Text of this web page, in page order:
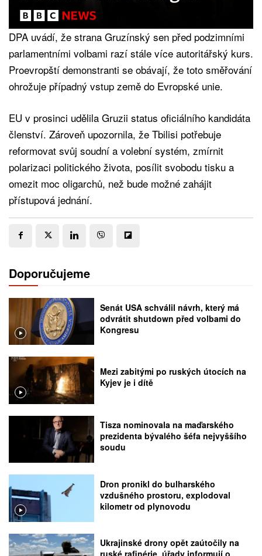
DPA uvádí, že strana Gruzínský sen před podzimními
parlamentními volbami razí stále více autoritářský kurs.
Proevropští demonstranti se obávají, že toto směřování
ohrožuje případný vstup země do Evropské unie.
EU v prosinci udělila Gruzii status oficiálního kandidáta
členství. Zároveň upozornila, že Tbilisi potřebuje
reformovat svůj soudní a volební systém, zmírnit
polarizaci politického života, posílit svobodu tisku a
omezit moc oligarchů, než bude možné zahájit
přístupová jednání.
Doporučujeme
Senát USA schválil návrh, který má
odvrátit shutdown před volbami do
Kongresu
Mezi zabitými po ruských útocích na
Kyjev je i dítě
Tisza nominovala na maďarského
prezidenta bývalého šéfa nejvyššího
soudu
Dron pronikl do bulharského
vzdušného prostoru, explodoval
kilometr od plynovodu
Ukrajinské drony opět zaútočily na